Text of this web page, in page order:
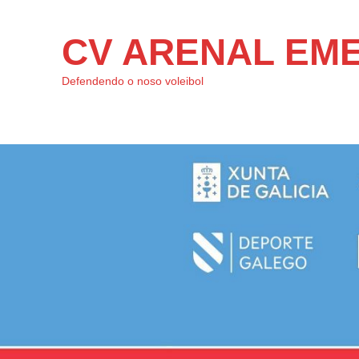
CV ARENAL
Defendendo o noso voleibol